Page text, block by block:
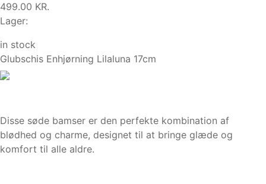
499.00 KR.
Lager:
in stock
Glubschis Enhjørning Lilaluna 17cm
Disse søde bamser er den perfekte kombination af
blødhed og charme, designet til at bringe glæde og
komfort til alle aldre.